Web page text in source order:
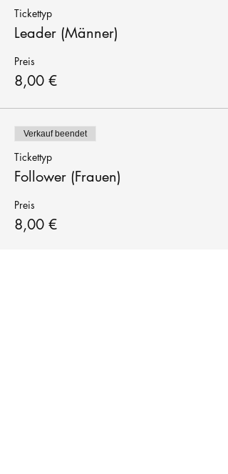
Tickettyp
Leader (Männer)
Preis
8,00 €
Verkauf beendet
Tickettyp
Follower (Frauen)
Preis
8,00 €